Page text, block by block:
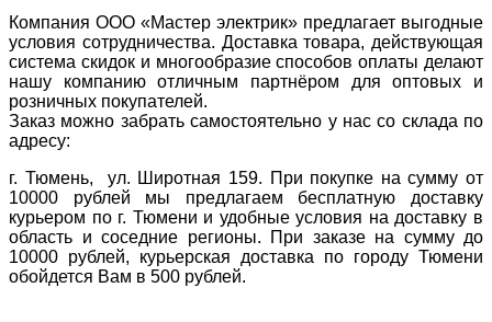
Компания ООО «Мастер электрик» предлагает выгодные
условия сотрудничества. Доставка товара, действующая
система скидок и многообразие способов оплаты делают
нашу компанию отличным партнёром для оптовых и
розничных покупателей.
Заказ можно забрать самостоятельно у нас со склада по
адресу:
г. Тюмень, ул. Широтная 159. При покупке на сумму от
10000 рублей мы предлагаем бесплатную доставку
курьером по г. Тюмени и удобные условия на доставку в
область и соседние регионы. При заказе на сумму до
10000 рублей, курьерская доставка по городу Тюмени
обойдется Вам в 500 рублей.